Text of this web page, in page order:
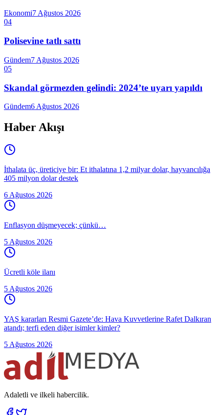
Ekonomi7 Ağustos 2026
04
Polisevine tatlı sattı
Gündem7 Ağustos 2026
05
Skandal görmezden gelindi: 2024’te uyarı yapıldı
Gündem6 Ağustos 2026
Haber Akışı
İthalata üç, üreticiye bir: Et ithalatına 1,2 milyar dolar, hayvancılığa
405 milyon dolar destek
6 Ağustos 2026
Enflasyon düşmeyecek; çünkü…
5 Ağustos 2026
Ücretli köle ilanı
5 Ağustos 2026
YAŞ kararları Resmi Gazete’de: Hava Kuvvetlerine Rafet Dalkıran
atandı; terfi eden diğer isimler kimler?
5 Ağustos 2026
Adaletli ve ilkeli habercilik.